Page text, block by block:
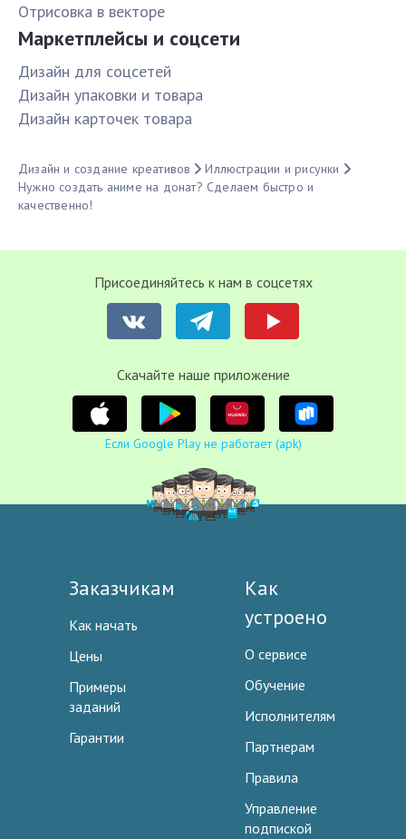
Отрисовка в векторе
Маркетплейсы и соцсети
Дизайн для соцсетей
Дизайн упаковки и товара
Дизайн карточек товара
Дизайн и создание креативов
Иллюстрации и рисунки
Нужно создать аниме на донат? Сделаем быстро и
качественно!
Присоединяйтесь к нам в соцсетях
Cкачайте наше приложение
Если Google Play не работает (apk)
Заказчикам
Как начать
Цены
Примеры
заданий
Гарантии
Как
устроено
О сервисе
Обучение
Исполнителям
Партнерам
Правила
Управление
подпиской